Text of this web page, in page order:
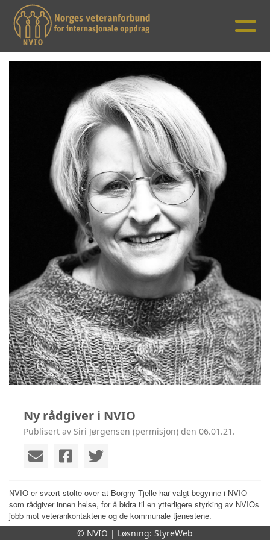
Ny rådgiver i NVIO
Publisert av Siri Jørgensen (permisjon) den 06.01.21.
NVIO er svært stolte over at Borgny Tjelle har valgt begynne i NVIO
som rådgiver innen helse, for å bidra til en ytterligere styrking av NVIOs
jobb mot veterankontaktene og de kommunale tjenestene.
© NVIO | Løsning: StyreWeb